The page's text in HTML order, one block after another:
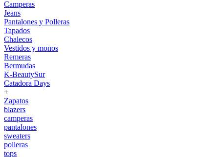
Camperas
Jeans
Pantalones y Polleras
Tapados
Chalecos
Vestidos y monos
Remeras
Bermudas
K-BeautySur
Catadora Days
+
Zapatos
blazers
camperas
pantalones
sweaters
polleras
tops